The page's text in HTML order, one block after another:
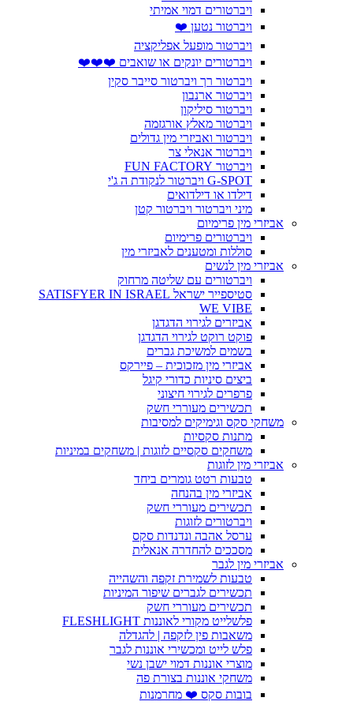
ויברטורים דמוי אמיתי
ויברטור נטען ❤️
ויברטור מופעל אפליקציה
ויברטורים יונקים או שואבים ❤️❤️❤️
ויברטור רך ויברטור סייבר סקין
ויברטור ארנבון
ויברטור סיליקון
ויברטור מאלץ אורגזמה
ויברטור ואביזרי מין גדולים
ויברטור אנאלי צר
ויברטור FUN FACTORY
G-SPOT ויברטור לנקודת ה ג'י
דילדו או דילדואים
מיני ויברטור ויברטור קטן
אביזרי מין פרימיום
ויברטורים פרימיום
סוללות ומטענים לאביזרי מין
אביזרי מין לנשים
ויברטורים עם שליטה מרחוק
סטיספייר ישראל SATISFYER IN ISRAEL
WE VIBE
אביזרים לגירוי הדגדגן
פוקט רוקט לגירוי הדגדגן
בשמים למשיכת גברים
אביזרי מין מזכוכית – פיירקס
ביצים סיניות כדורי קיגל
פרפרים לגירוי חיצוני
תכשירים מעוררי חשק
משחקי סקס וגימיקים למסיבות
מתנות סקסיות
משחקים סקסיים לזוגות | משחקים במיניות
אביזרי מין לזוגות
טבעות רטט גומרים ביחד
אביזרי מין בהנחה
תכשירים מעוררי חשק
ויברטורים לזוגות
ערסל אהבה ונדנדות סקס
מסככים להחדרה אנאלית
אביזרי מין לגבר
טבעות לשמירת זקפה והשהייה
תכשירים לגברים שיפור המיניות
תכשירים מעוררי חשק
פלשלייט מקורי לאוננות FLESHLIGHT
משאבות פין לזקפה | להגדלה
פלש לייט ומכשירי אוננות לגבר
מוצרי אוננות דמוי ישבן נשי
משחקי אוננות בצורת פה
בובות סקס ❤️ מחרמנות